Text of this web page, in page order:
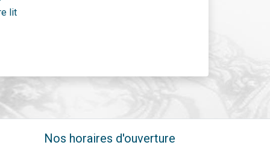
lit
Nos horaires d'ouverture